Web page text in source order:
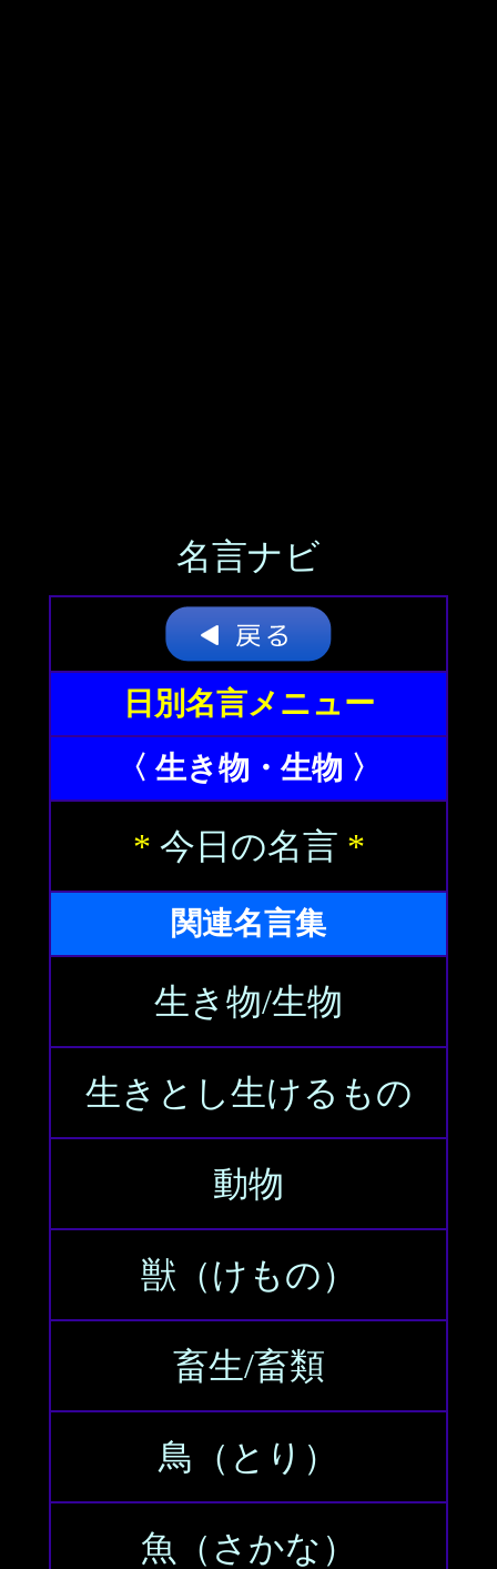
名言ナビ
日別名言メニュー
〈 生き物・生物 〉
* 今日の名言 *
関連名言集
生き物/生物
生きとし生けるもの
動物
獣（けもの）
畜生/畜類
鳥（とり）
魚（さかな）